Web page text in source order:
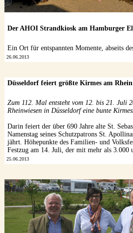
Der AHOI Strandkiosk am Hamburger
Ein Ort für entspannten Momente, abseits
26.06.2013
Düsseldorf feiert größte Kirmes am Rhein
Zum 112. Mal entsteht vom 12. bis 21. Juli
Rheinwiesen in Düsseldorf eine bunte
Darin feiert der über 690 Jahre alte St.
Namenstag seines Schutzpatrons St.
jährt. Höhepunkte des Familien- und
Festzug am 14. Juli, der mit mehr als 3.000
25.06.2013